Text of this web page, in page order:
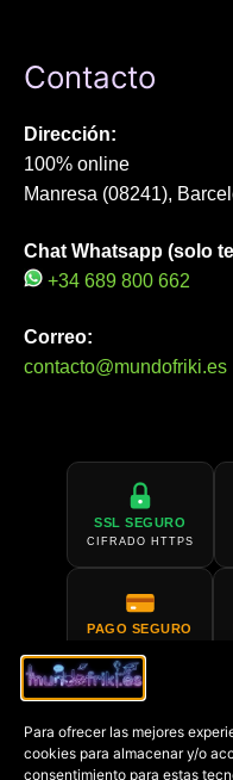
Para ofrecer las mejores
cookies para almacenar y/o
consentimiento para estas
Contacto
Dirección:
100% online
Manresa (08241),
Chat Whatsapp (solo
+34 689 800 662
Correo:
contacto@mundofriki.es
SSL SEGURO
CIFRADO HTTPS
PAGO SEGURO
SOPORTE
SIEMPRE